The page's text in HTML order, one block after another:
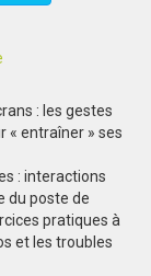
: les gestes
« entraîner » ses
: interactions
du poste de
pratiques à
et les troubles